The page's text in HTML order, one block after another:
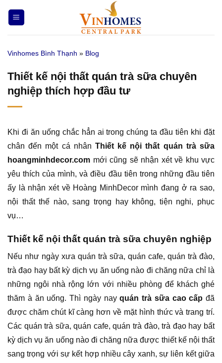
qua
nội
Vinhomes Bình Thạnh » Blog
Thiết kế nội thất quán trà sữa chuyên
nghiệp thích hợp đầu tư
Khi đi ăn uống chắc hẳn ai trong chúng ta đầu tiên khi đặt
chân đến một cá nhân Thiết kế nội thất quán trà sữa
hoangminhdecor.com mới cũng sẽ nhận xét về khu vực
yêu thích của mình, và điều đầu tiên trong những đầu tiên
ấy là nhận xét về Hoàng MinhDecor mình đang ở ra sao,
nội thất thế nào, sang trọng hay không, tiện nghi, phục
vụ…
Thiết kế nội thất quán trà sữa chuyên nghiệp
Nếu như ngày xưa quán trà sữa, quán cafe, quán trà đào,
trà đạo hay bất kỳ dịch vụ ăn uống nào đi chăng nữa chỉ là
những ngôi nhà rộng lớn với nhiều phòng để khách ghé
thăm à ăn uống. Thì ngày nayquán trà sữa cao cấp đã
được chăm chút kĩ càng hơn về mặt hình thức và trang trí.
Các quán trà sữa, quán cafe, quán trà đào, trà đạo hay bất
kỳ dịch vụ ăn uống nào đi chăng nữa được thiết kế nội thất
sang trọng với sự kết hợp nhiều cây xanh, sự liên kết giữa